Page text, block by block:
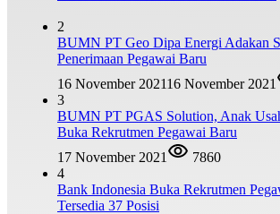
2
BUMN PT Geo Dipa Energi Adakan
Penerimaan Pegawai Baru
16 November 202116 November 2021
3
BUMN PT PGAS Solution, Anak
Buka Rekrutmen Pegawai Baru
17 November 2021
7860
4
Bank Indonesia Buka Rekrutmen
Tersedia 37 Posisi